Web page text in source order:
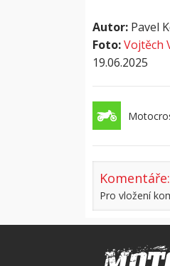
Autor:Pavel
Foto:Vojtěch
19.06.2025
Komentáře:
Pro vložení